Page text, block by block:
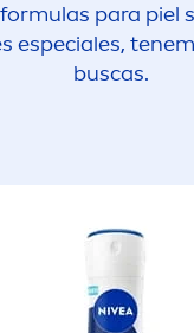
para piel
especiales,
buscas.